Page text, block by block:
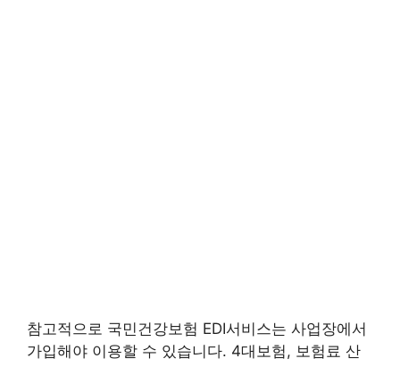
참고적으로 국민건강보험 EDI서비스는 사업장에서
가입해야 이용할 수 있습니다. 4대보험, 보험료 산